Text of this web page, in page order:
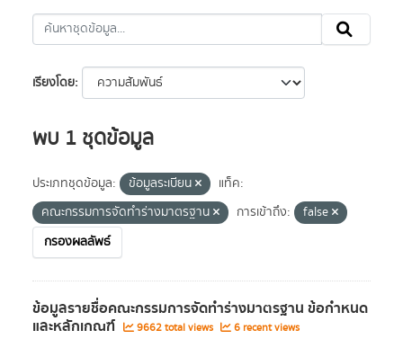
เรียงโดย
พบ 1 ชุดข้อมูล
ประเภทชุดข้อมูล: ข้อมูลระเบียน
แท็ค:
คณะกรรมการจัดทำร่างมาตรฐาน
การเข้าถึง:
false
กรองผลลัพธ์
ข้อมูลรายชื่อคณะกรรมการจัดทำร่างมาตรฐาน ข้อกำหนด
และหลักเกณฑ์ 9662 total views 6 recent views